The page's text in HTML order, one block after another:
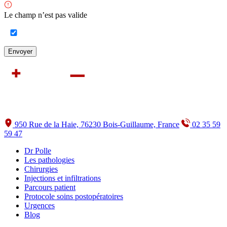
Le champ n’est pas valide
950 Rue de la Haie, 76230 Bois-Guillaume, France
02 35 59
59 47
Dr Polle
Les pathologies
Chirurgies
Injections et infiltrations
Parcours patient
Protocole soins postopératoires
Urgences
Blog